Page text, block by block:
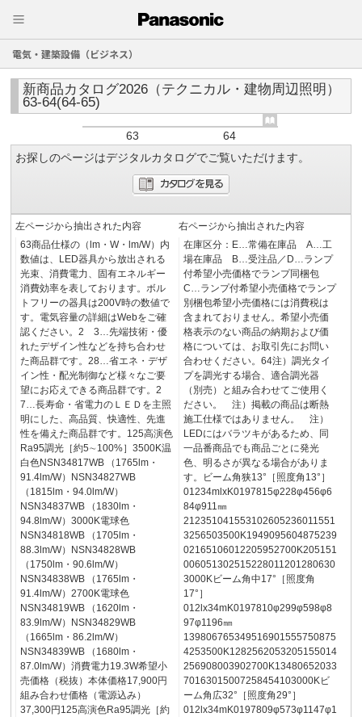
電気・建築設備（ビジネス）
新商品カタログ2026（テクニカル・建物周辺照明）
63-64(64-65)
63
64
お探しのページはデジタルカタログでご覧いただけます。
左ページから抽出された内容
63商品仕様の（lm・W・lm/W）内
数値は、LED器具から放出される
光束、消費電力、固有エネルギー
消費効率を表しております。ボル
トフリーの器具は200V時の数値で
す。電気容量の詳細はWebをご確
認ください。2 3…先端技術・優
れたデザイン性などを持ち合わせ
た商品群です。28…省エネ・デザ
イン性・配光制御など様々なご要
望にお応えできる商品群です。2
7…長寿命・省電力のＬＥＤを主照
明にした、高品質、快適性、先進
性を備えた商品群です。125高演色
Ra95調光［約5∼100%］3500K温
白色NSN34817WB （1765lm・
91.4lm/W）NSN34827WB
（1815lm・94.0lm/W）
NSN34837WB （1830lm・
94.8lm/W）3000K電球色
NSN34818WB （1705lm・
88.3lm/W）NSN34828WB
（1750lm・90.6lm/W）
NSN34838WB （1765lm・
91.4lm/W）2700K電球色
NSN34819WB （1620lm・
83.9lm/W）NSN34829WB
（1665lm・86.2lm/W）
NSN34839WB （1680lm・
87.0lm/W）消費電力19.3W希望小
売価格（税抜）本体価格17,900円
組み合わせ価格（電源込み）
37,300円125高演色Ra95調光［約
右ページから抽出された内容
在庫区分：E…常備在庫品 A…工
場在庫品 B…受注品／D…ランプ
付希望小売価格でランプ同梱包
C…ランプ付希望小売価格でランプ
別梱包希望小売価格には消費税は
含まれておりません。希望小売価
格表示のない商品の納期および価
格については、お取引先にお問い
合わせください。64注）調光タイ
プを調光する場合、適合調光器
（別売）と組み合わせてご使用く
ださい。 注）掲載の商品は断熱
施工仕様ではありません。 注）
LEDにはバラツキがあるため、同
一品番商品でも商品ごとに発光
色、明るさが異なる場合がありま
す。ビーム角狭13°［照度角13°］
01234mlxK0197815φ228φ456φ6
84φ911㎜
212351041553102605236011551
3256503500K1949095604875239
02165106012205952700K205151
006051302515228011201280630
3000Kビーム角中17°［照度角
17°］
012lx34mK0197810φ299φ598φ8
97φ1196㎜
139806765349516901555750875
4253500K1282562053205155014
256908003902700K13480652033
70163015007258454103000Kビ
ーム角広32°［照度角29°］
012lx34mK0197809φ573φ1147φ1